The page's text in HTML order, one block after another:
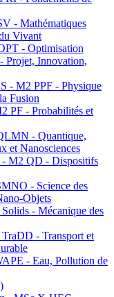
- Mathématiques
Vivant
- Optimisation
Projet, Innovation,
- M2 PPF - Physique
Fusion
PF - Probabilités et
- Quantique,
et Nanosciences
M2 QD - Dispositifs
- Science des
Objets
- Mécanique des
- Transport et
- Eau, Pollution de